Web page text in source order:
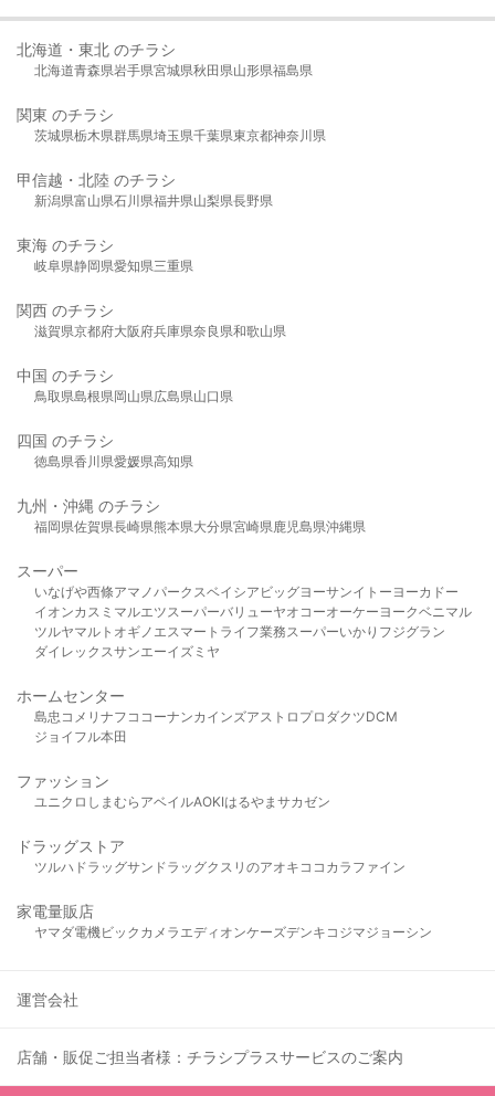
北海道・東北 のチラシ
北海道青森県岩手県宮城県秋田県山形県福島県
関東 のチラシ
茨城県栃木県群馬県埼玉県千葉県東京都神奈川県
甲信越・北陸 のチラシ
新潟県富山県石川県福井県山梨県長野県
東海 のチラシ
岐阜県静岡県愛知県三重県
関西 のチラシ
滋賀県京都府大阪府兵庫県奈良県和歌山県
中国 のチラシ
鳥取県島根県岡山県広島県山口県
四国 のチラシ
徳島県香川県愛媛県高知県
九州・沖縄 のチラシ
福岡県佐賀県長崎県熊本県大分県宮崎県鹿児島県沖縄県
スーパー
いなげや西條アマノパークスベイシア ビッグヨーサンイトーヨーカドー
イオンカスミ マルエツスーパーバリューヤオコーオーケー ヨークベニマル
ツルヤマルト オギノ エスマート ライフ業務スーパーいかり フジグラン
ダイレックスサンエーイズミヤ
ホームセンター
島忠 コメリ ナフコ コーナンカインズアストロプロダクツDCM
ジョイフル本田
ファッション
ユニクロ しまむら アベイルAOKIはるやま サカゼン
ドラッグストア
ツルハドラッグサンドラッグクスリのアオキ ココカラファイン
家電量販店
ヤマダ電機ビックカメラ エディオンケーズデンキ コジマジョーシン
運営会社
店舗・販促ご担当者様：チラシプラスサービスのご案内